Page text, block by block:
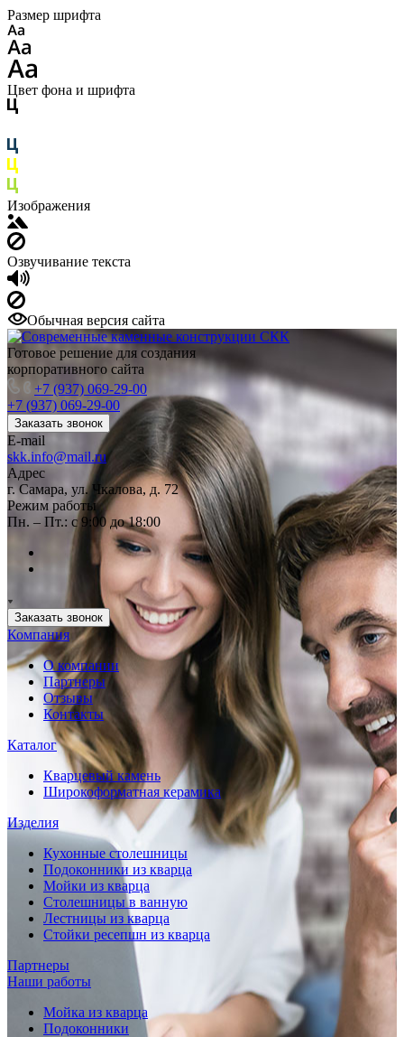
Размер шрифта
Цвет фона и шрифта
Изображения
Озвучивание текста
Обычная версия сайта
Готовое решение для создания
корпоративного сайта
+7 (937) 069-29-00
+7 (937) 069-29-00
Заказать звонок
E-mail
skk.info@mail.ru
Адрес
г. Самара, ул. Чкалова, д. 72
Режим работы
Пн. – Пт.: с 9:00 до 18:00
Заказать звонок
Компания
О компании
Партнеры
Отзывы
Контакты
Каталог
Кварцевый камень
Широкоформатная керамика
Изделия
Кухонные столешницы
Подоконники из кварца
Мойки из кварца
Столешницы в ванную
Лестницы из кварца
Стойки ресепшн из кварца
Партнеры
Наши работы
Мойка из кварца
Подоконники